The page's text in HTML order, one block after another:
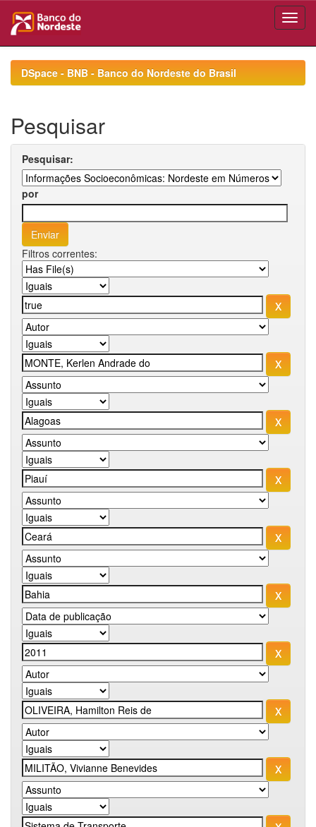
navigationDSpace - BNB - Banco do Nordeste do Brasil
Pesquisar
Pesquisar:
por
Filtros correntes: